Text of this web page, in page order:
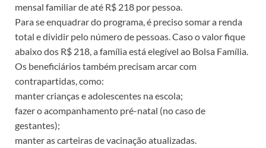
mensal familiar de até R$ 218 por pessoa.
Para se enquadrar do programa, é preciso somar a renda
total e dividir pelo número de pessoas. Caso o valor fique
abaixo dos R$ 218, a família está elegível ao Bolsa Família.
Os beneficiários também precisam arcar com
contrapartidas, como:
manter crianças e adolescentes na escola;
fazer o acompanhamento pré-natal (no caso de
gestantes);
manter as carteiras de vacinação atualizadas.